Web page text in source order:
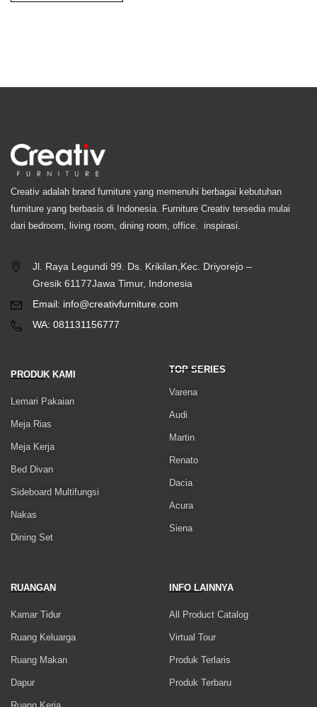
Creativ adalah brand furniture yang memenuhi berbagai kebutuhan
furniture yang berbasis di Indonesia. Furniture Creativ tersedia mulai
dari bedroom, living room, dining room, office. inspirasi.
Jl. Raya Legundi 99. Ds. Krikilan,Kec. Driyorejo –
Gresik 61177Jawa Timur, Indonesia
Email: info@creativfurniture.com
WA: 081131156777
PRODUK KAMI
Lemari Pakaian
Meja Rias
Meja Kerja
Bed Divan
Sideboard Multifungsi
Nakas
Dining Set
TOP SERIES
Varena
Audi
Martin
Renato
Dacia
Acura
Siena
RUANGAN
Kamar Tidur
Ruang Keluarga
Ruang Makan
Dapur
INFO LAINNYA
All Product Catalog
Virtual Tour
Produk Terlaris
Produk Terbaru